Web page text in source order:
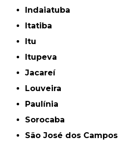
Indaiatuba
Itatiba
Itu
Itupeva
Jacareí
Louveira
Paulínia
Sorocaba
São José dos Campos